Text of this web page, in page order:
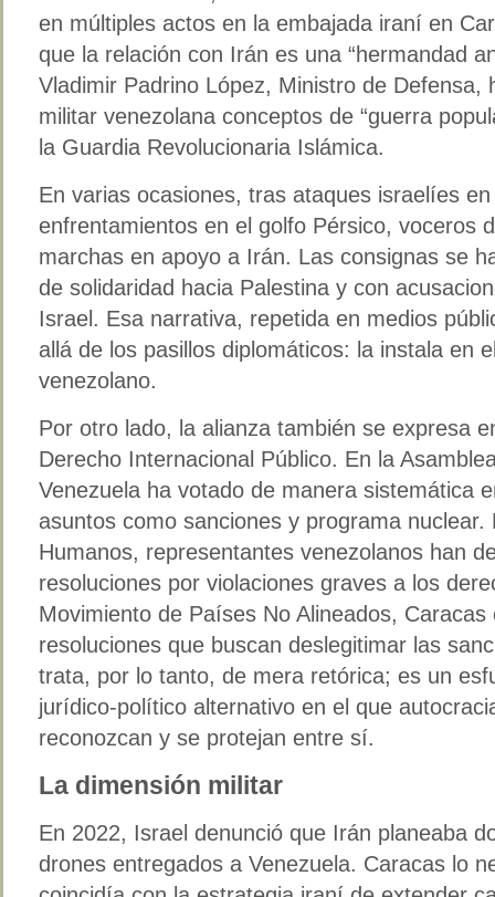
en múltiples actos en la embajada iraní en
que la relación con Irán es una “hermandad
Vladimir Padrino López, Ministro de Defensa,
militar venezolana conceptos de “guerra
la Guardia Revolucionaria Islámica.
En varias ocasiones, tras ataques israelíes
enfrentamientos en el golfo Pérsico, voceros
marchas en apoyo a Irán. Las consignas se
de solidaridad hacia Palestina y con
Israel. Esa narrativa, repetida en medios
allá de los pasillos diplomáticos: la instala en
venezolano.
Por otro lado, la alianza también se expresa
Derecho Internacional Público. En la
Venezuela ha votado de manera sistemática
asuntos como sanciones y programa
Humanos, representantes venezolanos han
resoluciones por violaciones graves a los
Movimiento de Países No Alineados,
resoluciones que buscan deslegitimar las
trata, por lo tanto, de mera retórica; es un
jurídico-político alternativo en el que
reconozcan y se protejan entre sí.
La dimensión militar
En 2022, Israel denunció que Irán planeaba
drones entregados a Venezuela. Caracas lo